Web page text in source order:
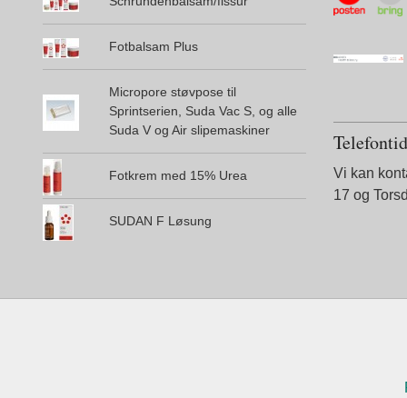
Fotbalsam Plus
Micropore støvpose til
Sprintserien, Suda Vac S, og alle
Suda V og Air slipemaskiner
Fotkrem med 15% Urea
SUDAN F Løsung
Vi kan
17 og